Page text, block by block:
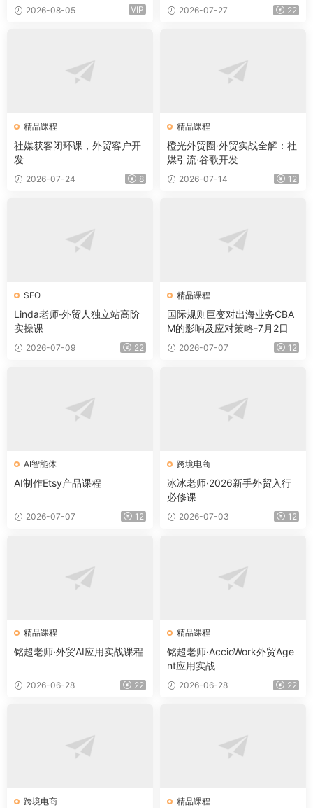
2026-08-05 VIP 2026-07-27 22
精品课程
社媒获客闭环课，外贸客户开
发
2026-07-24 8
精品课程
橙光外贸圈·外贸实战全解：社
媒引流·谷歌开发
2026-07-14 12
SEO
Linda老师·外贸人独立站高阶
实操课
2026-07-09 22
精品课程
国际规则巨变对出海业务CBA
M的影响及应对策略-7月2日
2026-07-07 12
AI智能体
AI制作Etsy产品课程
2026-07-07 12
跨境电商
冰冰老师·2026新手外贸入行
必修课
2026-07-03 12
精品课程
铭超老师·外贸AI应用实战课程
2026-06-28 22
精品课程
铭超老师·AccioWork外贸Age
nt应用实战
2026-06-28 22
跨境电商 精品课程